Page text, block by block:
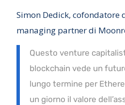
Simon Dedick, cofondatore
managing partner di
Questo venture
blockchain vede un
lungo termine per
un giorno il valore